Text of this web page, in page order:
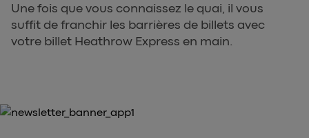
Une fois que vous connaissez le quai, il vous
suffit de franchir les barrières de billets avec
votre billet Heathrow Express en main.